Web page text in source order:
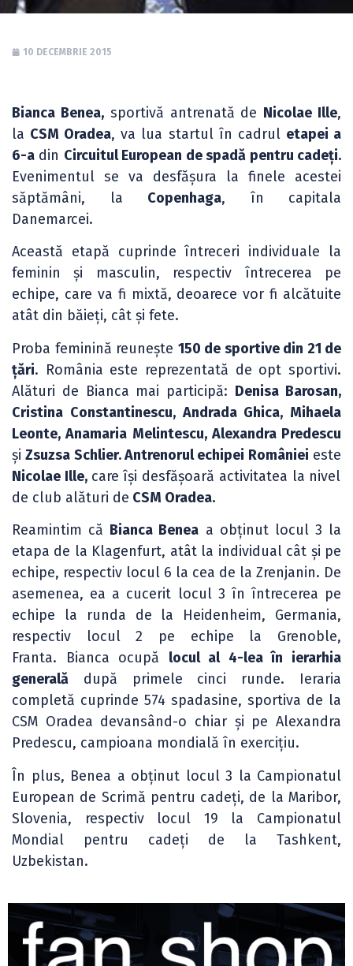
10 DECEMBRIE 2015
Bianca Benea,sportivă antrenată de Nicolae Ille,
la CSM Oradea, va lua startul în cadrul etapei a
6-a din Circuitul European de spadă pentru cadeți.
Evenimentul se va desfășura la finele acestei
săptămâni, la Copenhaga, în capitala
Danemarcei.
Această etapă cuprinde întreceri individuale la
feminin și masculin, respectiv întrecerea pe
echipe, care va fi mixtă, deoarece vor fi alcătuite
atât din băieți, cât și fete.
Proba feminină reunește 150 de sportive din 21 de
țări. România este reprezentată de opt sportivi.
Alături de Bianca mai participă: Denisa Barosan,
Cristina Constantinescu, Andrada Ghica, Mihaela
Leonte, Anamaria Melintescu, Alexandra Predescu
șiZsuzsa Schlier. Antrenorul echipei României este
Nicolae Ille, care își desfășoară activitatea la nivel
de club alături de CSM Oradea.
Reamintim că Bianca Benea a obținut locul 3 la
etapa de la Klagenfurt, atât la individual cât și pe
echipe, respectiv locul 6 la cea de la Zrenjanin. De
asemenea, ea a cucerit locul 3 în întrecerea pe
echipe la runda de la Heidenheim, Germania,
respectiv locul 2 pe echipe la Grenoble,
Franta. Bianca ocupă locul al 4-lea în ierarhia
generală după primele cinci runde. Ieraria
completă cuprinde 574 spadasine, sportiva de la
CSM Oradea devansând-o chiar și pe Alexandra
Predescu, campioana mondială în exercițiu.
În plus, Benea a obținut locul 3 la Campionatul
European de Scrimă pentru cadeți, de la Maribor,
Slovenia, respectiv locul 19 la Campionatul
Mondial pentru cadeți de la Tashkent,
Uzbekistan.